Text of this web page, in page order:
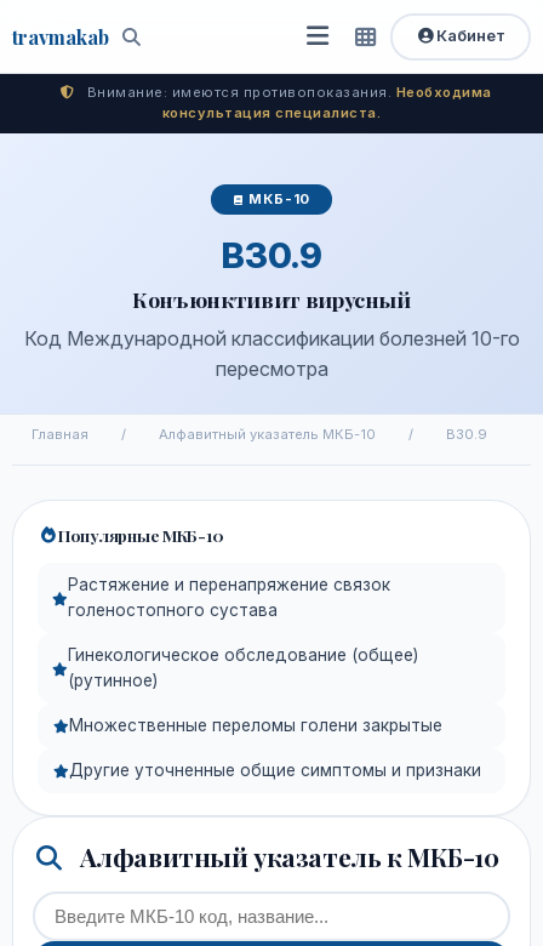
travmakab Поиск
Открыть
меню
Быстрый
доступ
Кабинет
Внимание: имеются противопоказания. Необходима
консультация специалиста.
МКБ-10
B30.9
Конъюнктивит вирусный
Код Международной классификации болезней 10-го
пересмотра
Главная / Алфавитный указатель МКБ-10 / B30.9
Популярные МКБ-10
Растяжение и перенапряжение связок
голеностопного сустава
Гинекологическое обследование (общее)
(рутинное)
Множественные переломы голени закрытые
Другие уточненные общие симптомы и признаки
Алфавитный указатель к МКБ-10